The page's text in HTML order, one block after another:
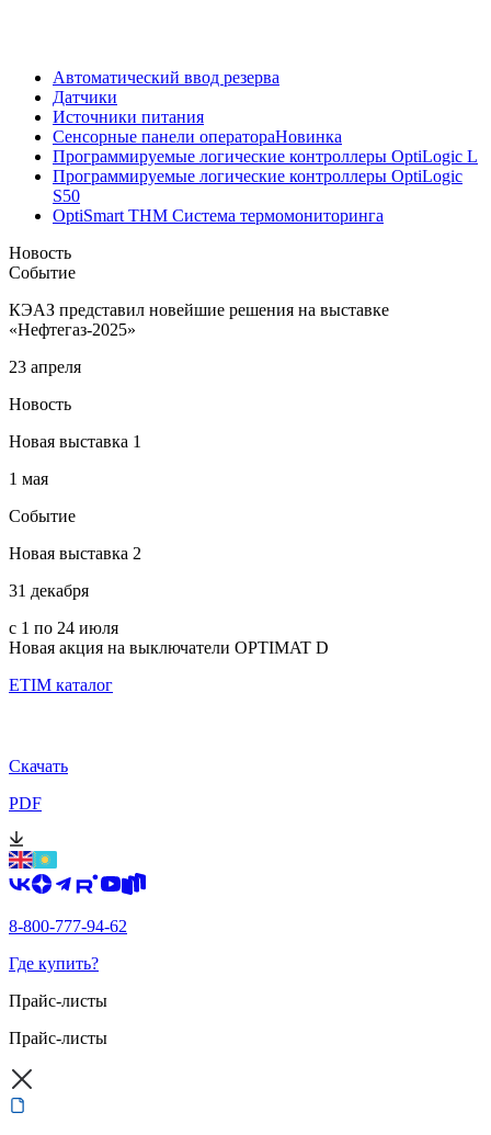
Автоматический ввод резерва
Датчики
Источники питания
Сенсорные панели оператораНовинка
Программируемые логические контроллеры OptiLogic L
Программируемые логические контроллеры OptiLogic
S50
OptiSmart THM Система термомониторинга
Новость
Событие
КЭАЗ представил новейшие решения на выставке
«Нефтегаз-2025»
23 апреля
Новость
Новая выставка 1
1 мая
Событие
Новая выставка 2
31 декабря
с 1 по 24 июля
Новая акция на выключатели OPTIMAT D
ETIM каталог
Скачать
PDF
8-800-777-94-62
Где купить?
Прайс-листы
Прайс-листы